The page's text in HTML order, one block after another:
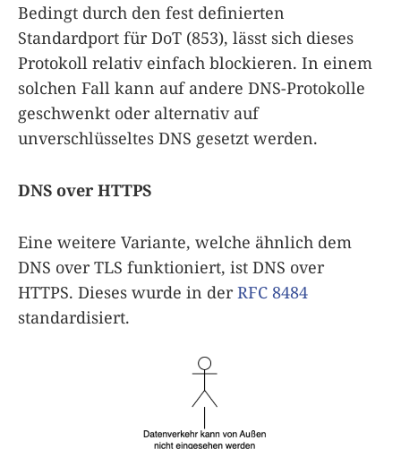
Bedingt durch den fest definierten
Standardport für DoT (853), lässt sich dieses
Protokoll relativ einfach blockieren. In einem
solchen Fall kann auf andere DNS-Protokolle
geschwenkt oder alternativ auf
unverschlüsseltes DNS gesetzt werden.
DNS over HTTPS
Eine weitere Variante, welche ähnlich dem
DNS over TLS funktioniert, ist DNS over
HTTPS. Dieses wurde in derRFC 8484
standardisiert.